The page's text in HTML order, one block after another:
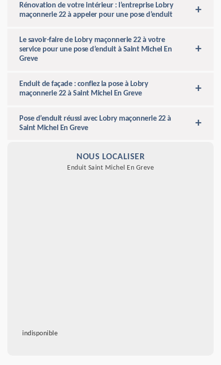
Rénovation de votre intérieur : l’entreprise Lobry
maçonnerie 22 à appeler pour une pose d’enduit
Le savoir-faire de Lobry maçonnerie 22 à votre
service pour une pose d’enduit à Saint Michel En
Greve
Enduit de façade : confiez la pose à Lobry
maçonnerie 22 à Saint Michel En Greve
Pose d’enduit réussi avec Lobry maçonnerie 22 à
Saint Michel En Greve
NOUS LOCALISER
Enduit Saint Michel En Greve
indisponible